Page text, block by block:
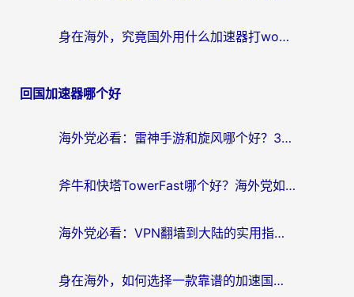
身在海外，究竟国外用什么加速器打wow好？
回国加速器哪个好
海外党必看：雷神手游和旋风哪个好？3分钟选对回国加速器，无缝刷国内剧玩游戏
斧牛和快塔TowerFast哪个好？海外党如何选对回国加速器
海外党必看：VPN翻墙到大陆的实用指南——从看CCTV5到选加速器，一篇全搞定
身在海外，如何选择一款靠谱的加速国内网络的加速器？